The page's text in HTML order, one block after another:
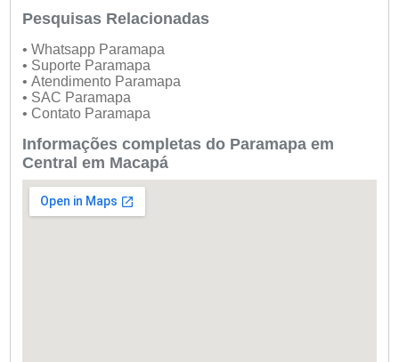
Dom:
Fechado
Pesquisas Relacionadas
• Whatsapp Paramapa
• Suporte Paramapa
• Atendimento Paramapa
• SAC Paramapa
• Contato Paramapa
Informações completas do Paramapa em
Central em Macapá